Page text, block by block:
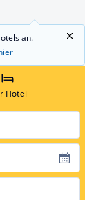
an.
Hotel